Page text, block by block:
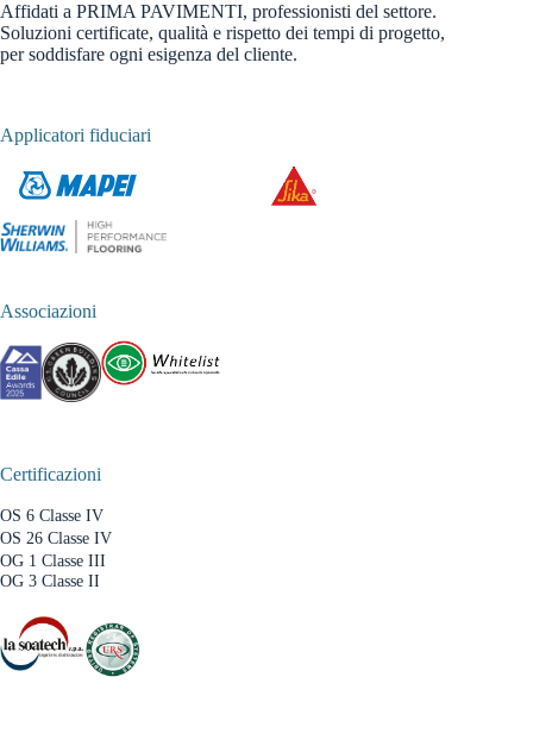
Affidati a PRIMA PAVIMENTI, professionisti del settore.
Soluzioni certificate, qualità e rispetto dei tempi di progetto,
per soddisfare ogni esigenza del cliente.
Applicatori fiduciari
Associazioni
Certificazioni
OS 6 Classe IV
OS 26 Classe IV
OG 1 Classe III
OG 3 Classe II